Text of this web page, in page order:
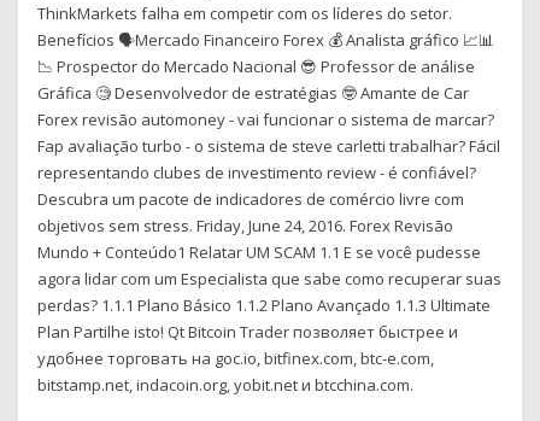
ThinkMarkets falha em competir com os líderes do setor.
Benefícios 🗣Mercado Financeiro Forex 💰 Analista gráfico 📈📊
📉 Prospector do Mercado Nacional 😎 Professor de análise
Gráfica 🧐 Desenvolvedor de estratégias 🤓 Amante de Car
Forex revisão automoney - vai funcionar o sistema de marcar?
Fap avaliação turbo - o sistema de steve carletti trabalhar? Fácil
representando clubes de investimento review - é confiável?
Descubra um pacote de indicadores de comércio livre com
objetivos sem stress. Friday, June 24, 2016. Forex Revisão
Mundo + Conteúdo1 Relatar UM SCAM 1.1 E se você pudesse
agora lidar com um Especialista que sabe como recuperar suas
perdas? 1.1.1 Plano Básico 1.1.2 Plano Avançado 1.1.3 Ultimate
Plan Partilhe isto! Qt Bitcoin Trader позволяет быстрее и
удобнее торговать на goc.io, bitfinex.com, btc-e.com,
bitstamp.net, indacoin.org, yobit.net и btcchina.com.